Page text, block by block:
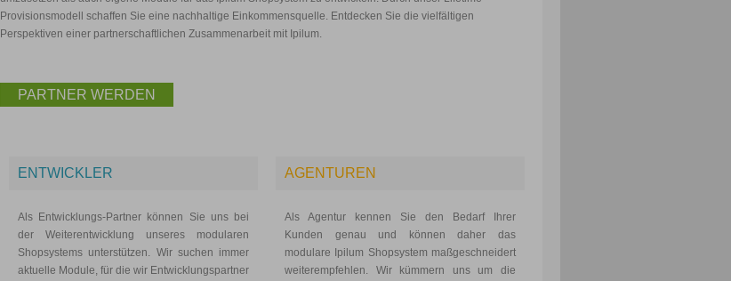
Provisionsmodell schaffen Sie eine nachhaltige Einkommensquelle. Entdecken Sie die vielfältigen
Perspektiven einer partnerschaftlichen Zusammenarbeit mit Ipilum.
PARTNER WERDEN
ENTWICKLER
Als Entwicklungs-Partner können Sie uns bei
der Weiterentwicklung unseres modularen
Shopsystems unterstützen. Wir suchen immer
aktuelle Module, für die wir Entwicklungspartner
AGENTUREN
Als Agentur kennen Sie den Bedarf Ihrer
Kunden genau und können daher das
modulare Ipilum Shopsystem maßgeschneidert
weiterempfehlen. Wir kümmern uns um die